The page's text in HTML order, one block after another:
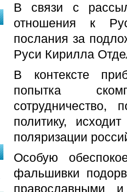
В связи с
отношения к
послания за
Руси Кирилла
В контексте
попытка
сотрудничество,
политику,
поляризации
Особую
фальшивки
православными